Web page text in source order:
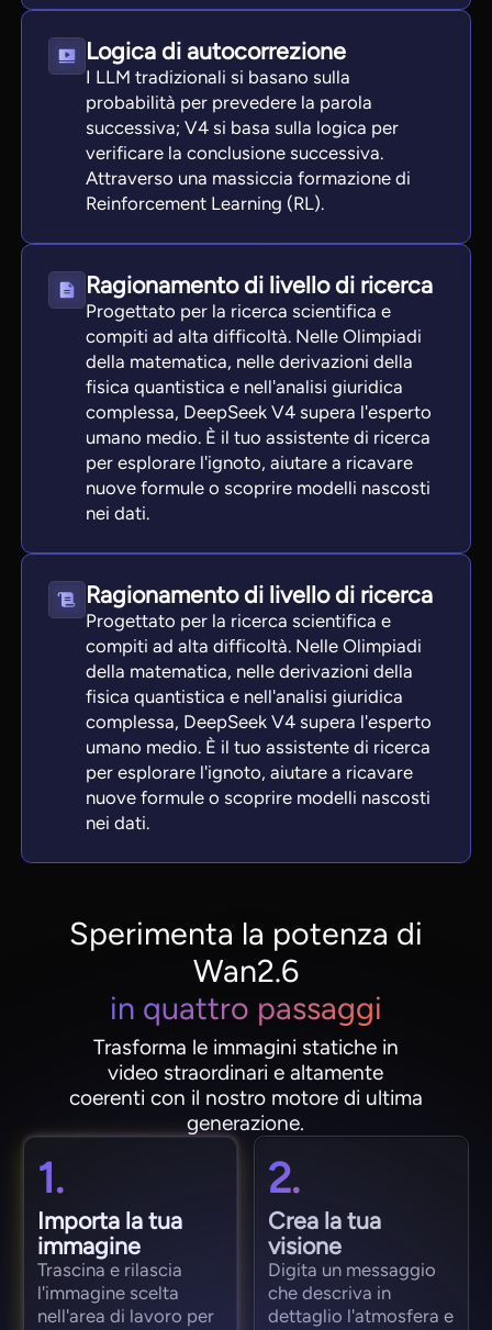
Logica di autocorrezione
I LLM tradizionali si basano sulla
probabilità per prevedere la parola
successiva; V4 si basa sulla logica per
verificare la conclusione successiva.
Attraverso una massiccia formazione di
Reinforcement Learning (RL).
Ragionamento di livello di ricerca
Progettato per la ricerca scientifica e
compiti ad alta difficoltà. Nelle Olimpiadi
della matematica, nelle derivazioni della
fisica quantistica e nell'analisi giuridica
complessa, DeepSeek V4 supera l'esperto
umano medio. È il tuo assistente di ricerca
per esplorare l'ignoto, aiutare a ricavare
nuove formule o scoprire modelli nascosti
nei dati.
Ragionamento di livello di ricerca
Progettato per la ricerca scientifica e
compiti ad alta difficoltà. Nelle Olimpiadi
della matematica, nelle derivazioni della
fisica quantistica e nell'analisi giuridica
complessa, DeepSeek V4 supera l'esperto
umano medio. È il tuo assistente di ricerca
per esplorare l'ignoto, aiutare a ricavare
nuove formule o scoprire modelli nascosti
nei dati.
Sperimenta la potenza di
Wan2.6
in quattro passaggi
Trasforma le immagini statiche in
video straordinari e altamente
coerenti con il nostro motore di ultima
generazione.
1.
Importa la tua
immagine
Trascina e rilascia
l'immagine scelta
nell'area di lavoro per
2.
Crea la tua
visione
Digita un messaggio
che descriva in
dettaglio l'atmosfera e